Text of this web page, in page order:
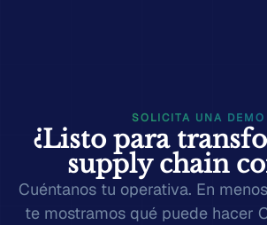
SOLICITA UNA DEMO
¿Listo para
supply chain
Cuéntanos tu operativa. En
te mostramos qué puede hacer